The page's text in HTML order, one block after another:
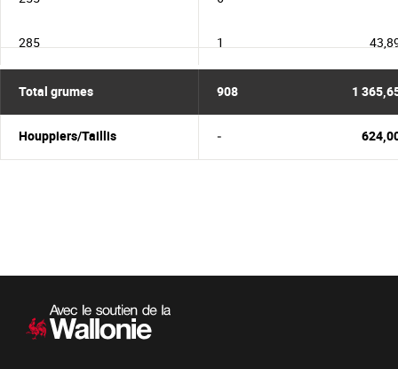
285 1
Total grumes 908 1
Houppiers/Taillis -
Navigation